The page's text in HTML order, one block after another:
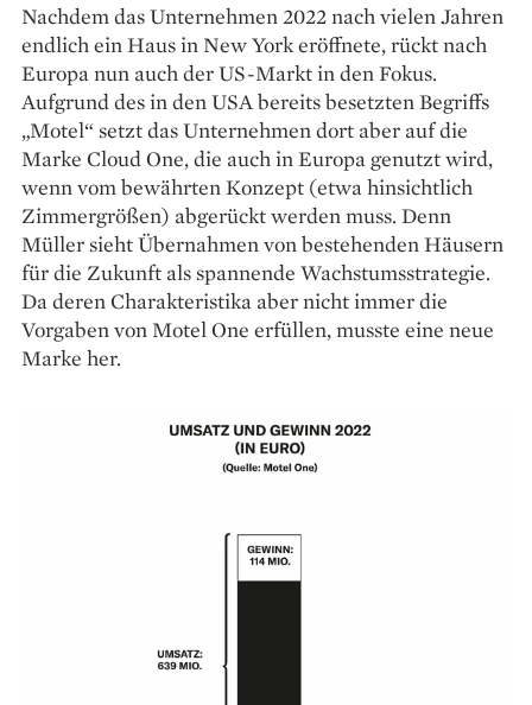
Nachdem das Unternehmen 2022 nach vielen Jahren
endlich ein Haus in New York eröffnete, rückt nach
Europa nun auch der US-Markt in den Fokus.
Aufgrund des in den USA bereits besetzten Begriffs
„Motel“ setzt das Unternehmen dort aber auf die
Marke Cloud One, die auch in Europa genutzt wird,
wenn vom bewährten Konzept (etwa hinsichtlich
Zimmergrößen) abgerückt werden muss. Denn
Müller sieht Übernahmen von bestehenden Häusern
für die Zukunft als spannende Wachstumsstrategie.
Da deren Charakteristika aber nicht immer die
Vorgaben von Motel One erfüllen, musste eine neue
Marke her.